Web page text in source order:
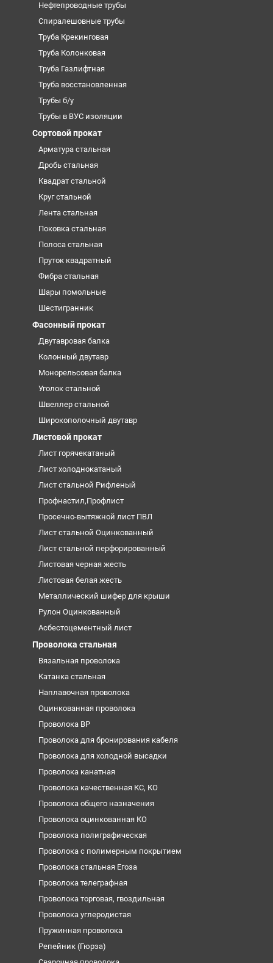
Нефтепроводные трубы
Спиралешовные трубы
Труба Крекинговая
Труба Колонковая
Труба Газлифтная
Труба восстановленная
Трубы б/у
Трубы в ВУС изоляции
Сортовой прокат
Арматура стальная
Дробь стальная
Квадрат стальной
Круг стальной
Лента стальная
Поковка стальная
Полоса стальная
Пруток квадратный
Фибра стальная
Шары помольные
Шестигранник
Фасонный прокат
Двутавровая балка
Колонный двутавр
Монорельсовая балка
Уголок стальной
Швеллер стальной
Широкополочный двутавр
Листовой прокат
Лист горячекатаный
Лист холоднокатаный
Лист стальной Рифленый
Профнастил,Профлист
Просечно-вытяжной лист ПВЛ
Лист стальной Оцинкованный
Лист стальной перфорированный
Листовая черная жесть
Листовая белая жесть
Металлический шифер для крыши
Рулон Оцинкованный
Асбестоцементный лист
Проволока стальная
Вязальная проволока
Катанка стальная
Наплавочная проволока
Оцинкованная проволока
Проволока ВР
Проволока для бронирования кабеля
Проволока для холодной высадки
Проволока канатная
Проволока качественная КС, КО
Проволока общего назначения
Проволока оцинкованная КО
Проволока полиграфическая
Проволока с полимерным покрытием
Проволока стальная Егоза
Проволока телеграфная
Проволока торговая, гвоздильная
Проволока углеродистая
Пружинная проволока
Репейник (Гюрза)